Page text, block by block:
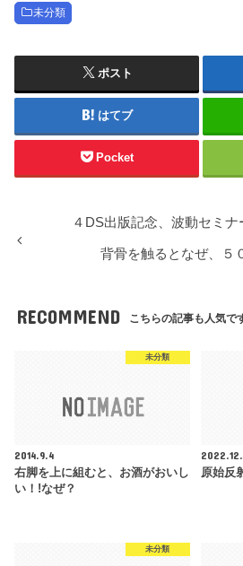
未分類
ポスト
はてブ
Pocket
４DS出版記念、波動セミナ
背骨を触るとなぜ、５
RECOMMEND こちらの記事も人気で
未分類
2014.9.4
右脚を上に組むと、お酒がおいし
い！!なぜ？
原始反
未分類